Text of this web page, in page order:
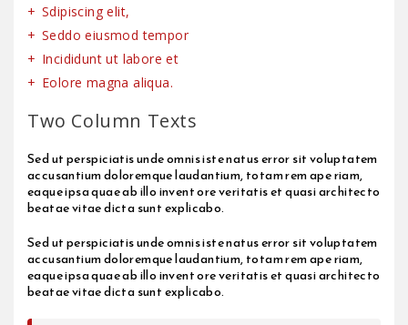
Sdipiscing elit,
Seddo eiusmod tempor
Incididunt ut labore et
Eolore magna aliqua.
Two Column Texts
Sed ut perspiciatis unde omnis iste natus error sit voluptatem
accusantium doloremque laudantium, totam rem ape riam,
eaque ipsa quae ab illo invent ore veritatis et quasi architecto
beatae vitae dicta sunt explicabo.
Sed ut perspiciatis unde omnis iste natus error sit voluptatem
accusantium doloremque laudantium, totam rem ape riam,
eaque ipsa quae ab illo invent ore veritatis et quasi architecto
beatae vitae dicta sunt explicabo.